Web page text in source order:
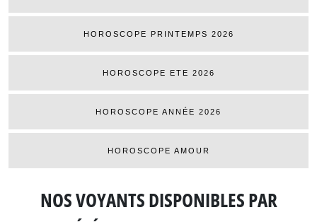
HOROSCOPE PRINTEMPS 2026
HOROSCOPE ETE 2026
HOROSCOPE ANNÉE 2026
HOROSCOPE AMOUR
NOS VOYANTS DISPONIBLESPAR